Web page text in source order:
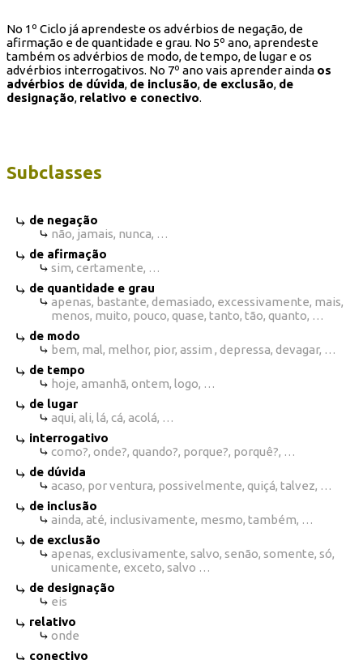
No 1º Ciclo já aprendeste os advérbios de negação, de
afirmação e de quantidade e grau. No 5º ano, aprendeste
também os advérbios de modo, de tempo, de lugar e os
advérbios interrogativos. No 7º ano vais aprender ainda os
advérbios de dúvida, de inclusão, de exclusão, de
designação, relativo e conectivo.
Subclasses
de negação
não, jamais, nunca, …
de afirmação
sim, certamente, …
de quantidade e grau
apenas, bastante, demasiado, excessivamente, mais,
menos, muito, pouco, quase, tanto, tão, quanto, …
de modo
bem, mal, melhor, pior, assim , depressa, devagar, …
de tempo
hoje, amanhã, ontem, logo, …
de lugar
aqui, ali, lá, cá, acolá, …
interrogativo
como?, onde?, quando?, porque?, porquê?, …
de dúvida
acaso, por ventura, possivelmente, quiçá, talvez, …
de inclusão
ainda, até, inclusivamente, mesmo, também, …
de exclusão
apenas, exclusivamente, salvo, senão, somente, só,
unicamente, exceto, salvo …
de designação
eis
relativo
onde
conectivo